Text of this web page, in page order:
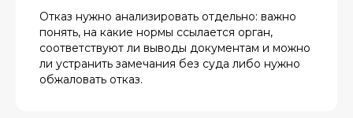
Отказ нужно анализировать отдельно: важно
понять, на какие нормы ссылается орган,
соответствуют ли выводы документам и можно
ли устранить замечания без суда либо нужно
обжаловать отказ.